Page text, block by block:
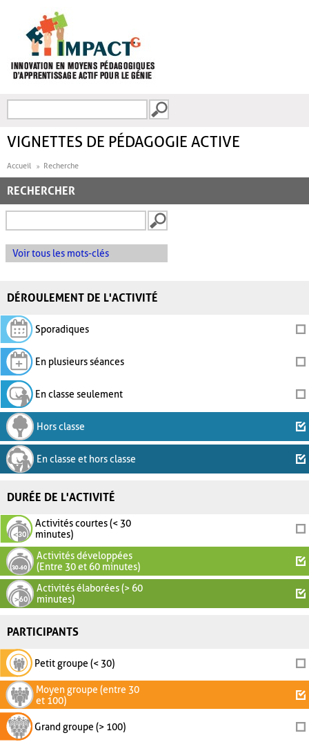
FORMULAIRE DE
VIGNETTES DE PÉDAGOGIE ACTIVE
Accueil Recherche
RECHERCHER
Voir tous les mots-clés
DÉROULEMENT DE L'ACTIVITÉ
Sporadiques
En plusieurs séances
En classe seulement
Hors classe
En classe et hors classe
DURÉE DE L'ACTIVITÉ
Activités courtes (< 30
minutes)
Activités développées
(Entre 30 et 60 minutes)
Activités élaborées (> 60
minutes)
PARTICIPANTS
Petit groupe (< 30)
Moyen groupe (entre 30
et 100)
Grand groupe (> 100)